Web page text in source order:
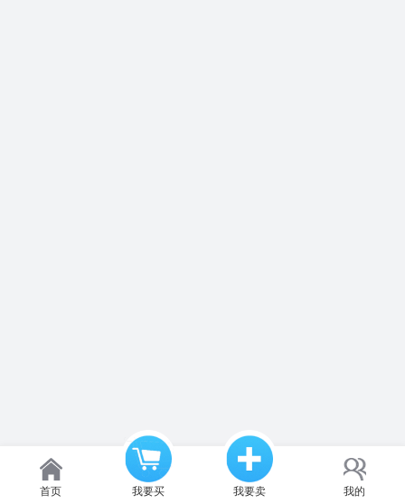
首页 我要买 我要卖 我的